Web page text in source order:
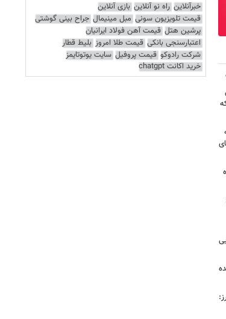
خبرآنلاین راه نو آنلاین بازی آنلاین
قیمت تلویزیون سونی مبل مینیمال جراح بینی گوشتی
پرشین هتل قیمت آهن فولاد ایرانیان
اعتبارسنجی بانکی قیمت طلا امروز بلیط قطار
شرکت رادوکو قیمت پروفیل سایت یوتوتایمز
خرید اکانت chatgpt